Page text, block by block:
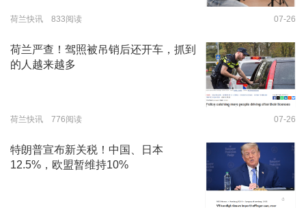
荷兰快讯 833阅读 07-26
荷兰严查！驾照被吊销后还开车，抓到
的人越来越多
荷兰快讯 776阅读 07-26
特朗普宣布新关税！中国、日本
12.5%，欧盟暂维持10%